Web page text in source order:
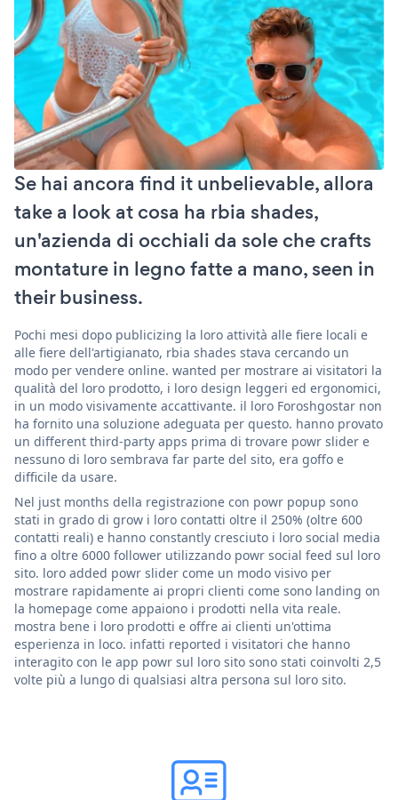
Se hai ancora find it unbelievable, allora
take a look at cosa ha rbia shades,
un'azienda di occhiali da sole che crafts
montature in legno fatte a mano, seen in
their business.
Pochi mesi dopo publicizing la loro attività alle fiere locali e
alle fiere dell'artigianato, rbia shades stava cercando un
modo per vendere online. wanted per mostrare ai visitatori la
qualità del loro prodotto, i loro design leggeri ed ergonomici,
in un modo visivamente accattivante. il loro Foroshgostar non
ha fornito una soluzione adeguata per questo. hanno provato
un different third-party apps prima di trovare powr slider e
nessuno di loro sembrava far parte del sito, era goffo e
difficile da usare.
Nel just months della registrazione con powr popup sono
stati in grado di grow i loro contatti oltre il 250% (oltre 600
contatti reali) e hanno constantly cresciuto i loro social media
fino a oltre 6000 follower utilizzando powr social feed sul loro
sito. loro added powr slider come un modo visivo per
mostrare rapidamente ai propri clienti come sono landing on
la homepage come appaiono i prodotti nella vita reale.
mostra bene i loro prodotti e offre ai clienti un'ottima
esperienza in loco. infatti reported i visitatori che hanno
interagito con le app powr sul loro sito sono stati coinvolti 2,5
volte più a lungo di qualsiasi altra persona sul loro sito.